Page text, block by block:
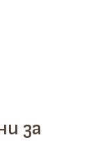
за